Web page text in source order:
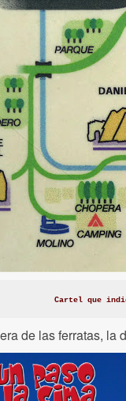
Cartel que
de las ferratas, la